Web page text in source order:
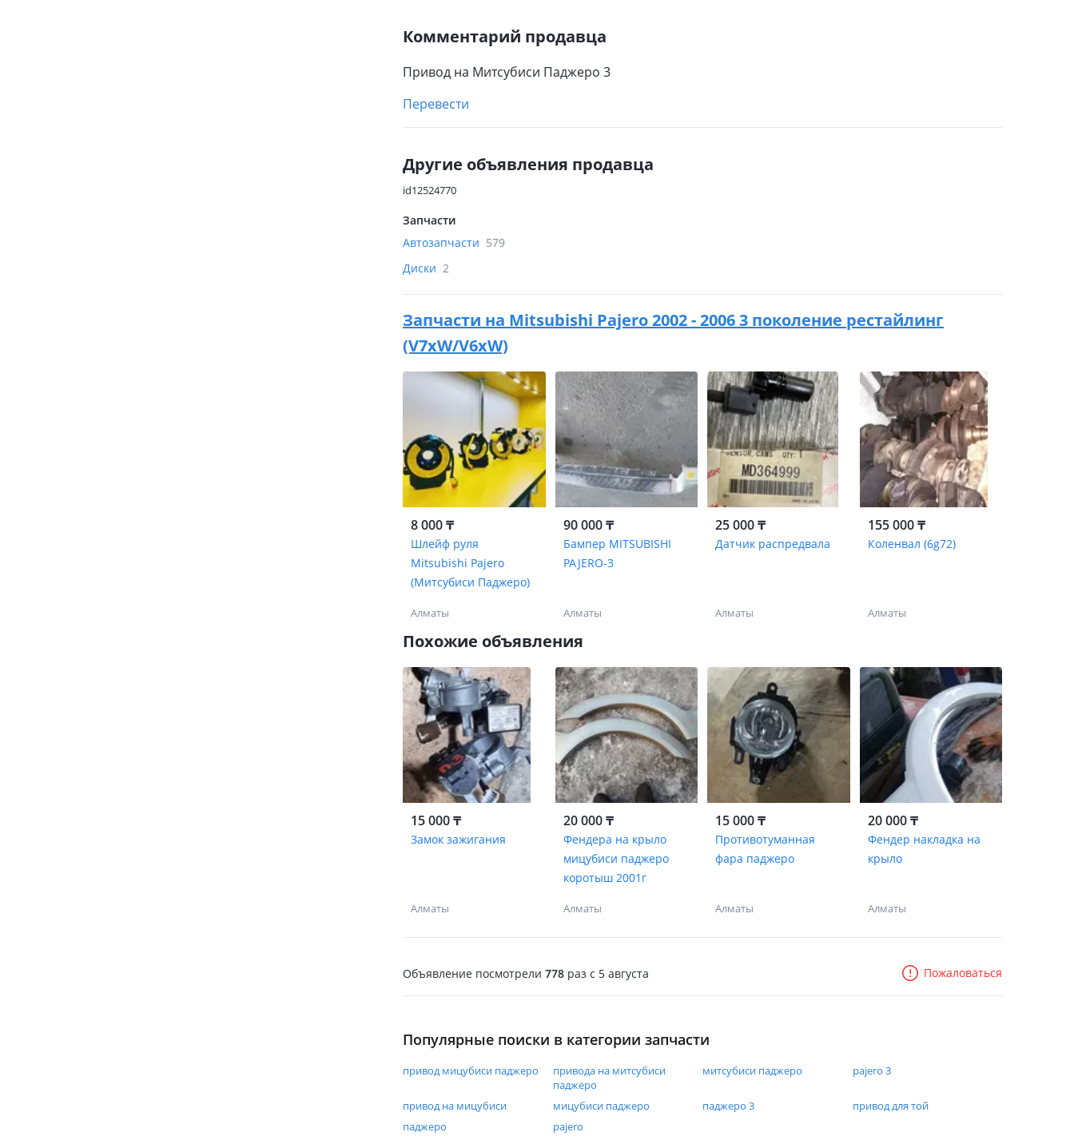
Комментарий продавца
Привод на Митсубиси Паджеро 3
Перевести
Другие объявления продавца
id12524770
Запчасти
Автозапчасти 579
Диски 2
Запчасти на Mitsubishi Pajero 2002 - 2006 3 поколение рестайлинг
(V7xW/V6xW)
8 000 ₸
Шлейф руля
Mitsubishi Pajero
(Митсубиси Паджеро)
Алматы
90 000 ₸
Бампер MITSUBISHI
PAJERO-3
Алматы
25 000 ₸
Датчик распредвала
Алматы
155 000 ₸
Коленвал (6g72)
Алматы
Похожие объявления
15 000 ₸
Замок зажигания
Алматы
20 000 ₸
Фендера на крыло
мицубиси паджеро
коротыш 2001г
Алматы
15 000 ₸
Противотуманная
фара паджеро
Алматы
20 000 ₸
Фендер накладка на
крыло
Алматы
Объявление посмотрели 778 раз c 5 августа Пожаловаться
Популярные поиски в категории запчасти
привод мицубиси паджеро
привода на митсубиси
паджеро
митсубиси паджеро pajero 3
привод на мицубиси мицубиси паджеро паджеро 3
привод для той
паджеро
pajero